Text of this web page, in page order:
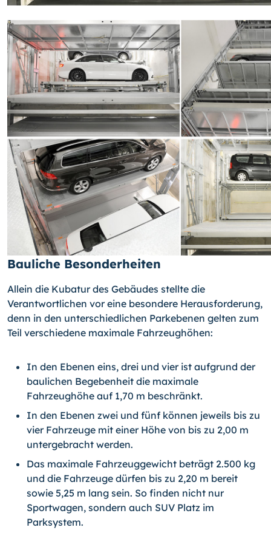
Bauliche Besonderheiten
Allein die Kubatur des Gebäudes stellte die
Verantwortlichen vor eine besondere He­rausforderung,
denn in den unterschiedlichen Parkebenen gelten zum
Teil verschiede­ne maximale Fahrzeughöhen:
In den Ebenen eins, drei und vier ist aufgrund der
baulichen Begebenheit die maximale
Fahrzeughöhe auf 1,70 m beschränkt.
In den Ebenen zwei und fünf können jeweils bis zu
vier Fahrzeuge mit einer Höhe von bis zu 2,00 m
untergebracht werden.
Das maximale Fahrzeuggewicht beträgt 2.500 kg
und die Fahrzeuge dürfen bis zu 2,20 m bereit
sowie 5,25 m lang sein. So finden nicht nur
Sportwagen, sondern auch SUV Platz im
Parksystem.